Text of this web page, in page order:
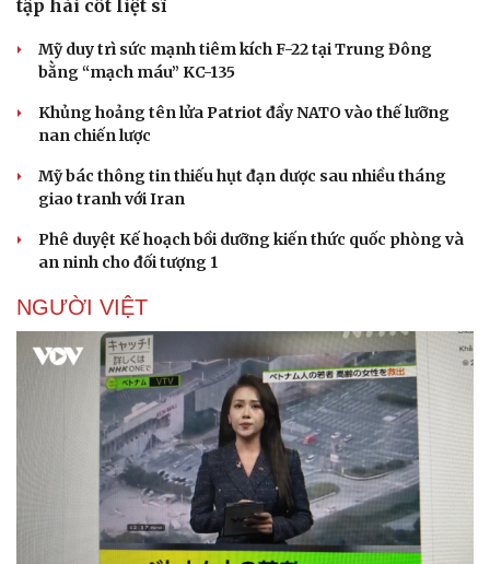
tập hài cốt liệt sĩ
Mỹ duy trì sức mạnh tiêm kích F-22 tại Trung Đông
bằng “mạch máu” KC-135
Khủng hoảng tên lửa Patriot đẩy NATO vào thế lưỡng
nan chiến lược
Mỹ bác thông tin thiếu hụt đạn dược sau nhiều tháng
giao tranh với Iran
Phê duyệt Kế hoạch bồi dưỡng kiến thức quốc phòng và
an ninh cho đối tượng 1
NGƯỜI VIỆT